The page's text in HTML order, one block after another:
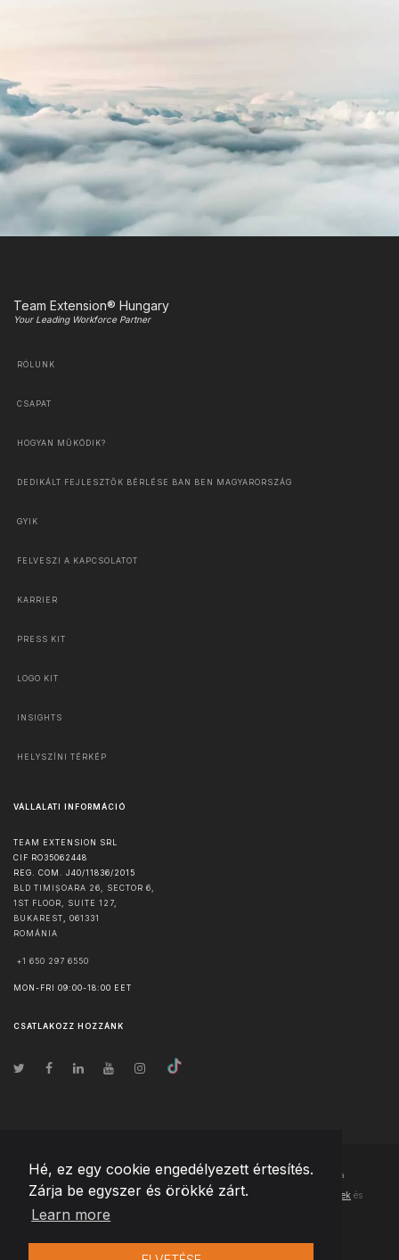
Hé, ez egy cookie engedélyezett értesítés.
Zárja be egyszer és örökké zárt.
Learn more
Team Extension® Hungary
Your Leading Workforce Partner
RÓLUNK
CSAPAT
HOGYAN MŰKÖDIK?
DEDIKÁLT FEJLESZTŐK BÉRLÉSE BAN BEN MAGYARORSZÁG
GYIK
FELVESZI A KAPCSOLATOT
KARRIER
PRESS KIT
LOGO KIT
INSIGHTS
HELYSZÍNI TÉRKÉP
VÁLLALATI INFORMÁCIÓ
TEAM EXTENSION SRL
CIF RO35062448
REG. COM. J40/11836/2015
BLD TIMIȘOARA 26, SECTOR 6,
1ST FLOOR, SUITE 127,
BUKAREST
061331
ROMÁNIA
+1 650 297 6550
MON-FRI 09:00-18:00 EET
CSATLAKOZZ HOZZÁNK
© Szerzői jog2026 Team Extension Hungary- Minden jog fenntartva
Changelog ● Ezen webhely használatával elfogadja Használati feltételek és